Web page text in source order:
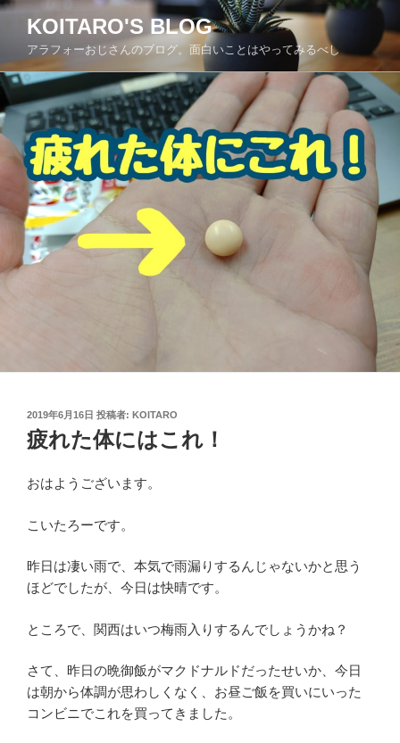
コ
ン
ツ
へ
ス
プ
KOITARO'S BLOG
アラフォーおじさんのブログ。面白いことはやってみるべし
投
稿
日:
2019年6月16日 投稿者: KOITARO
疲れた体にはこれ！
おはようございます。
こいたろーです。
昨日は凄い雨で、本気で雨漏りするんじゃないかと思う
ほどでしたが、今日は快晴です。
ところで、関西はいつ梅雨入りするんでしょうかね？
さて、昨日の晩御飯がマクドナルドだったせいか、今日
は朝から体調が思わしくなく、お昼ご飯を買いにいった
コンビニでこれを買ってきました。